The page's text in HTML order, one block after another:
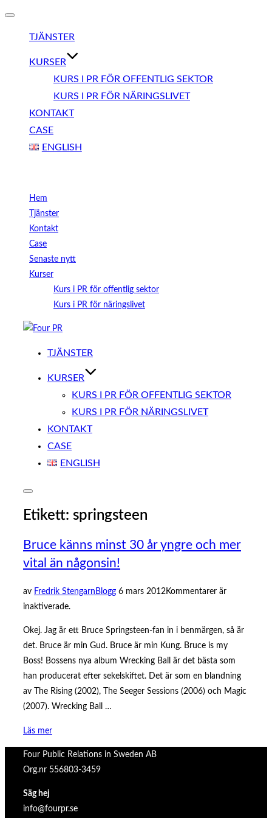
Slå
navigeringTJÄNSTER
KURSER
KURS I PR FÖR OFFENTLIG SEKTOR
KURS I PR FÖR NÄRINGSLIVET
KONTAKT
CASE
ENGLISH
Hem
Tjänster
Kontakt
Case
Senaste nytt
Kurser
Kurs i PR för offentlig sektor
Kurs i PR för näringslivet
Hoppa
TJÄNSTER
KURSER
KURS I PR FÖR OFFENTLIG SEKTOR
KURS I PR FÖR NÄRINGSLIVET
KONTAKT
CASE
ENGLISH
Slå
sidopanel
Etikett: springsteen
Bruce känns minst 30 år yngre och mer
vital än någonsin!
av Fredrik Stengarn BloggPublicerat
6 mars 2012Kommentarer är
inaktiverade.
Okej. Jag är ett Bruce Springsteen-fan in i benmärgen, så är
det. Bruce är min Gud. Bruce är min Kung. Bruce is my
Boss! Bossens nya album Wrecking Ball är det bästa som
han producerat efter sekelskiftet. Det är som en blandning
av The Rising (2002), The Seeger Sessions (2006) och Magic
(2007). Wrecking Ball …
Läs mer”Bruce
känns
yngre
Four Public Relations in Sweden AB
Org.nr 556803-3459
Säg hej
info@fourpr.se